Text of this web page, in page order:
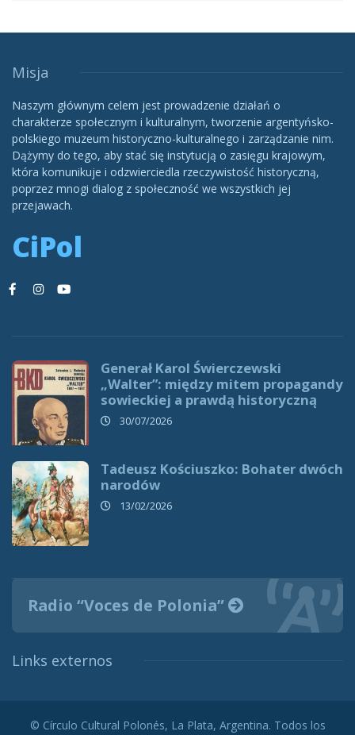
Misja
Naszym głównym celem jest prowadzenie działań o
charakterze społecznym i kulturalnym, tworzenie argentyńsko-
polskiego muzeum historyczno-kulturalnego i zarządzanie nim.
Dążymy do tego, aby stać się instytucją o zasięgu krajowym,
która komunikuje i odzwierciedla rzeczywistość historyczną,
poprzez mnogi dialog z społeczność we wszystkich jej
przejawach.
CiPol
Generał Karol Świerczewski
„Walter”: między mitem propagandy
sowieckiej a prawdą historyczną
30/07/2026
Tadeusz Kościuszko: Bohater dwóch
narodów
13/02/2026
Radio “Voces de Polonia”
Links externos
© Círculo Cultural Polonés, La Plata, Argentina. Todos los